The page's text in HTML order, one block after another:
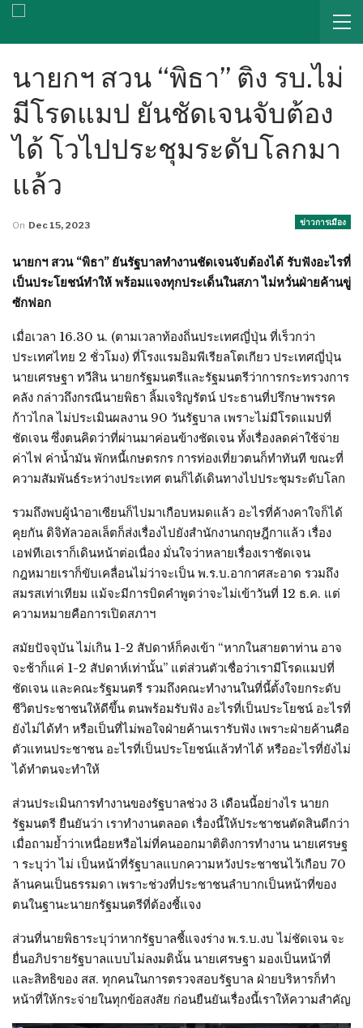
นายกฯ สวน “พิธา” ติง รบ.ไม่
มีโรดแมป ยันชัดเจนจับต้อง
ได้ โวไปประชุมระดับโลกมา
แล้ว
ข่าวการเมือง
On Dec 15, 2023
นายกฯ สวน “พิธา” ยันรัฐบาลทำงานชัดเจนจับต้องได้ รับฟังอะไรที่
เป็นประโยชน์ทำให้ พร้อมแจงทุกประเด็นในสภา ไม่หวั่นฝ่ายค้านขู่
ซักฟอก
เมื่อเวลา 16.30 น. (ตามเวลาท้องถิ่นประเทศญี่ปุ่น ที่เร็วกว่า
ประเทศไทย 2 ชั่วโมง) ที่โรงแรมอิมพีเรียลโตเกียว ประเทศญี่ปุ่น
นายเศรษฐา ทวีสิน นายกรัฐมนตรีและรัฐมนตรีว่าการกระทรวงการ
คลัง กล่าวถึงกรณีนายพิธา ลิ้มเจริญรัตน์ ประธานที่ปรึกษาพรรค
ก้าวไกล ไม่ประเมินผลงาน 90 วันรัฐบาล เพราะไม่มีโรดแมปที่
ชัดเจน ซึ่งตนคิดว่าที่ผ่านมาค่อนข้างชัดเจน ทั้งเรื่องลดค่าใช้จ่าย
ค่าไฟ ค่าน้ำมัน พักหนี้เกษตรกร การท่องเที่ยวตนก็ทำทันที ขณะที่
ความสัมพันธ์ระหว่างประเทศ ตนก็ได้เดินทางไปประชุมระดับโลก
รวมถึงพบผู้นำอาเซียนก็ไปมาเกือบหมดแล้ว อะไรที่ค้างคาใจก็ได้
คุยกัน ดิจิทัลวอลเล็ตก็ส่งเรื่องไปยังสำนักงานกฤษฎีกาแล้ว เรื่อง
เอฟทีเอเราก็เดินหน้าต่อเนื่อง มั่นใจว่าหลายเรื่องเราชัดเจน
กฎหมายเราก็ขับเคลื่อนไม่ว่าจะเป็น พ.ร.บ.อากาศสะอาด รวมถึง
สมรสเท่าเทียม แม้จะมีการบิดคำพูดว่าจะไม่เข้าวันที่ 12 ธ.ค. แต่
ความหมายคือการเปิดสภาฯ
สมัยปัจจุบัน ไม่เกิน 1-2 สัปดาห์ก็คงเข้า “หากในสายตาท่าน อาจ
จะช้าก็แค่ 1-2 สัปดาห์เท่านั้น” แต่ส่วนตัวเชื่อว่าเรามีโรดแมปที่
ชัดเจน และคณะรัฐมนตรี รวมถึงคณะทำงานในที่นี้ตั้งใจยกระดับ
ชีวิตประชาชนให้ดีขึ้น ตนพร้อมรับฟัง อะไรที่เป็นประโยชน์ อะไรที่
ยังไม่ได้ทำ หรือเป็นที่ไม่พอใจฝ่ายค้านเรารับฟัง เพราะฝ่ายค้านคือ
ตัวแทนประชาชน อะไรที่เป็นประโยชน์แล้วทำได้ หรืออะไรที่ยังไม่
ได้ทำตนจะทำให้
ส่วนประเมินการทำงานของรัฐบาลช่วง 3 เดือนนี้อย่างไร นายก
รัฐมนตรี ยืนยันว่า เราทำงานตลอด เรื่องนี้ให้ประชาชนตัดสินดีกว่า
เมื่อถามย้ำว่าเหนื่อยหรือไม่ที่คนออกมาติติงการทำงาน นายเศรษฐ
า ระบุว่า ไม่ เป็นหน้าที่รัฐบาลแบกความหวังประชาชนไว้เกือบ 70
ล้านคนเป็นธรรมดา เพราะช่วงที่ประชาชนลำบากเป็นหน้าที่ของ
ตนในฐานะนายกรัฐมนตรีที่ต้องชี้แจง
ส่วนที่นายพิธาระบุว่าหากรัฐบาลชี้แจงร่าง พ.ร.บ.งบ ไม่ชัดเจน จะ
ยื่นอภิปรายรัฐบาลแบบไม่ลงมตินั้น นายเศรษฐา มองเป็นหน้าที่
และสิทธิของ สส. ทุกคนในการตรวจสอบรัฐบาล ฝ่ายบริหารก็ทำ
หน้าที่ให้กระจ่ายในทุกข้อสงสัย ก่อนยืนยันเรื่องนี้เราให้ความสำคัญ